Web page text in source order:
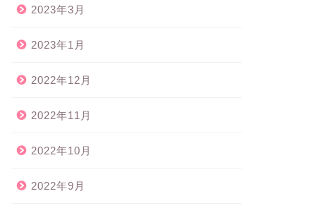
2023年3月
2023年1月
2022年12月
2022年11月
2022年10月
2022年9月